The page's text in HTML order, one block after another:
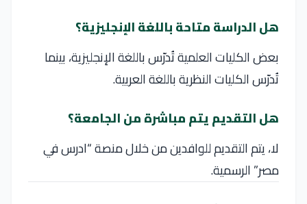
هل الدراسة متاحة باللغة الإنجليزية؟
بعض الكليات العلمية تُدرّس باللغة الإنجليزية، بينما
تُدرّس الكليات النظرية باللغة العربية.
هل التقديم يتم مباشرة من الجامعة؟
لا، يتم التقديم للوافدين من خلال منصة “ادرس في
مصر” الرسمية.